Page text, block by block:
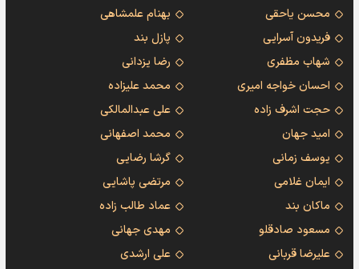
محسن یاحقی
بهنام علمشاهی
فریدون آسرایی
پازل بند
شهاب مظفری
رضا یزدانی
احسان خواجه امیری
محمد علیزاده
حجت اشرف زاده
علی عبدالمالکی
امید جهان
محمد اصفهانی
یوسف زمانی
گرشا رضایی
ایمان غلامی
مرتضی پاشایی
ماکان بند
عماد طالب زاده
مسعود صادقلو
مهدی جهانی
علیرضا قربانی
علی ارشدی